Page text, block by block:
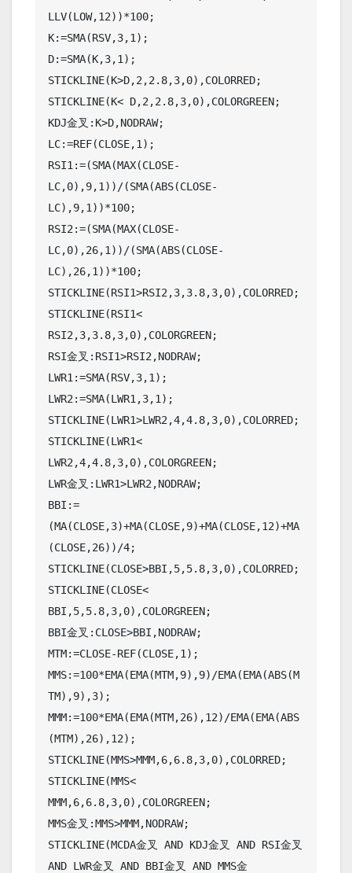
LLV(LOW,12))*100;
K:=SMA(RSV,3,1);
D:=SMA(K,3,1);
STICKLINE(K>D,2,2.8,3,0),COLORRED;
STICKLINE(K< D,2,2.8,3,0),COLORGREEN;
KDJ金叉:K>D,NODRAW;
LC:=REF(CLOSE,1);
RSI1:=(SMA(MAX(CLOSE-
LC,0),9,1))/(SMA(ABS(CLOSE-
LC),9,1))*100;
RSI2:=(SMA(MAX(CLOSE-
LC,0),26,1))/(SMA(ABS(CLOSE-
LC),26,1))*100;
STICKLINE(RSI1>RSI2,3,3.8,3,0),COLORRED;
STICKLINE(RSI1<
RSI2,3,3.8,3,0),COLORGREEN;
RSI金叉:RSI1>RSI2,NODRAW;
LWR1:=SMA(RSV,3,1);
LWR2:=SMA(LWR1,3,1);
STICKLINE(LWR1>LWR2,4,4.8,3,0),COLORRED;
STICKLINE(LWR1<
LWR2,4,4.8,3,0),COLORGREEN;
LWR金叉:LWR1>LWR2,NODRAW;
BBI:=
(MA(CLOSE,3)+MA(CLOSE,9)+MA(CLOSE,12)+MA
(CLOSE,26))/4;
STICKLINE(CLOSE>BBI,5,5.8,3,0),COLORRED;
STICKLINE(CLOSE<
BBI,5,5.8,3,0),COLORGREEN;
BBI金叉:CLOSE>BBI,NODRAW;
MTM:=CLOSE-REF(CLOSE,1);
MMS:=100*EMA(EMA(MTM,9),9)/EMA(EMA(ABS(M
TM),9),3);
MMM:=100*EMA(EMA(MTM,26),12)/EMA(EMA(ABS
(MTM),26),12);
STICKLINE(MMS>MMM,6,6.8,3,0),COLORRED;
STICKLINE(MMS<
MMM,6,6.8,3,0),COLORGREEN;
MMS金叉:MMS>MMM,NODRAW;
STICKLINE(MCDA金叉 AND KDJ金叉 AND RSI金叉
AND LWR金叉 AND BBI金叉 AND MMS金